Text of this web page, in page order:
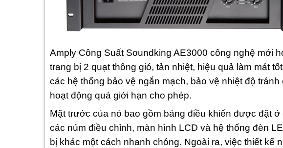
Amply Công Suất Soundking AE3000 công nghệ mới
trang bị 2 quạt thông gió, tản nhiệt, hiệu quả làm mát
các hệ thống bảo vệ ngắn mạch, bảo vệ nhiệt độ
hoạt động quá giới hạn cho phép.
Mặt trước của nó bao gồm bảng điều khiển được đặt
các núm điều chỉnh, màn hình LCD và hệ thống đèn
bị khác một cách nhanh chóng. Ngoài ra, việc thiết kế